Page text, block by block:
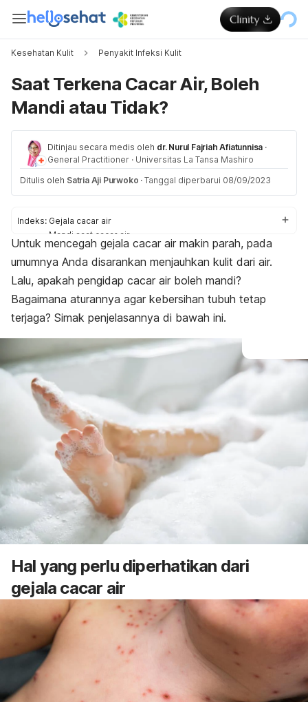
Kesehatan Kulit Penyakit Infeksi Kulit
Saat Terkena Cacar Air, Boleh
Mandi atau Tidak?
Ditinjau secara medis oleh dr. Nurul Fajriah Afiatunnisa ·
General Practitioner · Universitas La Tansa Mashiro
Ditulis oleh Satria Aji Purwoko · Tanggal diperbarui 08/09/2023
Indeks: Gejala cacar air
Mandi saat cacar air
Aturan mandi
Perawatan cacar air
Untuk mencegah gejala cacar air makin parah, pada
umumnya Anda disarankan menjauhkan kulit dari air.
Lalu, apakah pengidap cacar air boleh mandi?
Bagaimana aturannya agar kebersihan tubuh tetap
terjaga? Simak penjelasannya di bawah ini.
Hal yang perlu diperhatikan dari
gejala cacar air